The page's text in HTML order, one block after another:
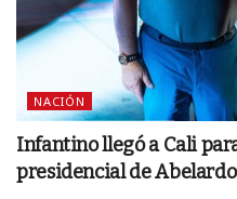
NACIÓN
Infantino llegó a Cali
presidencial de